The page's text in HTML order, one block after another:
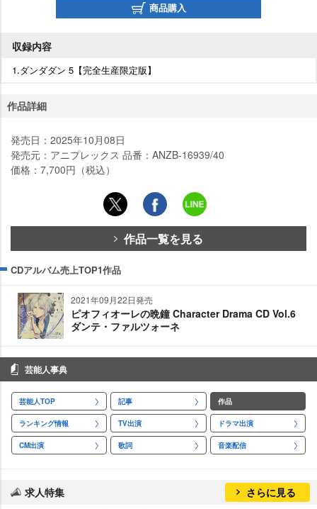
商品購入
収録内容
1.ダンダダン 5【完全生産限定版】
作品詳細
発売日：2025年10月08日
発売元：アニプレックス 品番：ANZB-16939/40
価格：7,700円（税込）
作品一覧を見る
CDアルバム売上TOP1作品
2021年09月22日発売
ピオフィオーレの晩鐘 Character Drama CD Vol.6
ダンテ・ファルツォーネ
芸能人事典
芸能人TOP 記事 作品
ランキング情報 TV出演 ドラマ出演
CM出演 歌詞 音楽配信
求人特集 さらに見る